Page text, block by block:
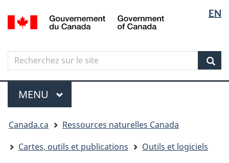
Aller
au
principal
Skip
to
government"
Passer
à
version
simplifiée
langue
EN
Canada
Search
Recherchez
sur
le
site
Menu
MENU PRINCIPAL
êtes
ici
Canada.ca
Ressources naturelles Canada
Cartes, outils et publications
Outils et logiciels